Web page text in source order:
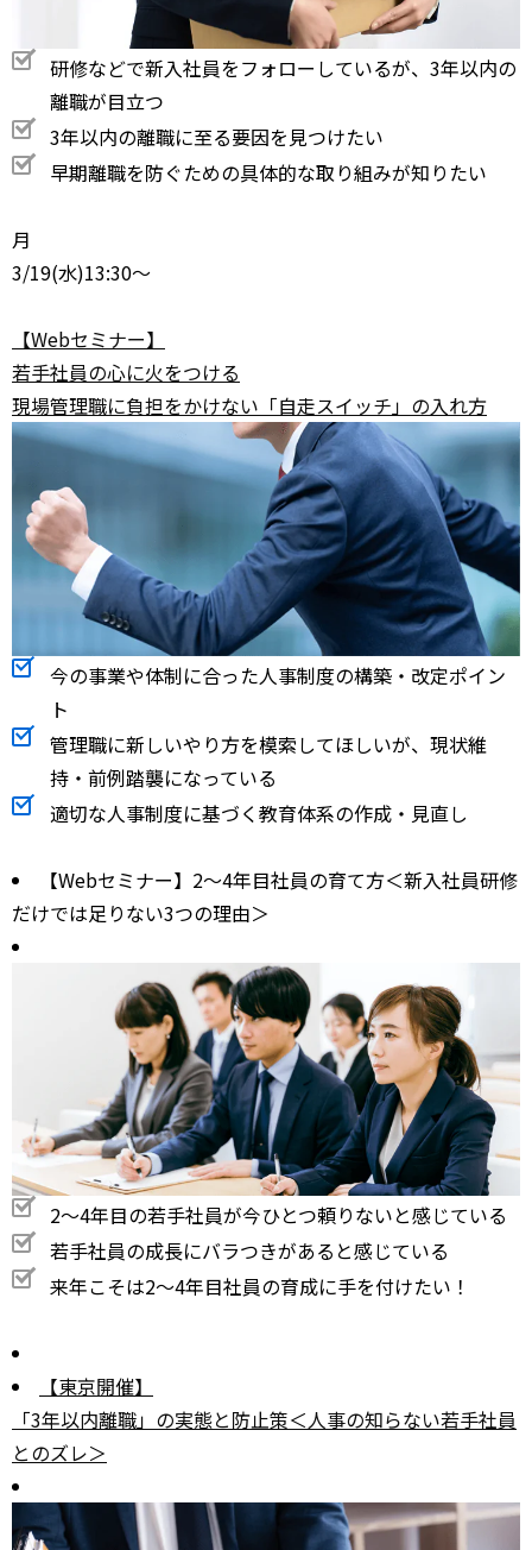
研修などで新入社員をフォローしているが、3年以内の
離職が目立つ
3年以内の離職に至る要因を見つけたい
早期離職を防ぐための具体的な取り組みが知りたい
月
3/19(水)13:30～
【Webセミナー】
若手社員の心に火をつける
現場管理職に負担をかけない「自走スイッチ」の入れ方
今の事業や体制に合った人事制度の構築・改定ポイン
ト
管理職に新しいやり方を模索してほしいが、現状維
持・前例踏襲になっている
適切な人事制度に基づく教育体系の作成・見直し
【Webセミナー】2～4年目社員の育て方＜新入社員研修
だけでは足りない3つの理由＞
2～4年目の若手社員が今ひとつ頼りないと感じている
若手社員の成長にバラつきがあると感じている
来年こそは2～4年目社員の育成に手を付けたい！
【東京開催】
「3年以内離職」の実態と防止策＜人事の知らない若手社員
とのズレ＞